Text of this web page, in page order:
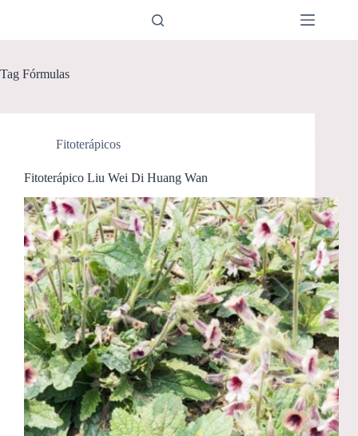
Tag Fórmulas
Fitoterápicos
Fitoterápico Liu Wei Di Huang Wan